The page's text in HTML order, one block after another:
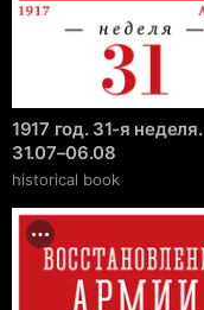
1917 год. 31-я неделя.
31.07–06.08
historical book